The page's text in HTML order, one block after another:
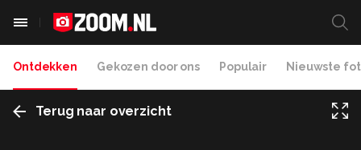
Ontdekken Gekozen door ons Populair Nieuwste
Terug naar overzicht